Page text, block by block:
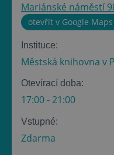
Mariánské náměstí
otevřít v Google Maps
Instituce:
Městská knihovna v
Otevírací doba:
17:00-21:00
Vstupné:
Zdarma